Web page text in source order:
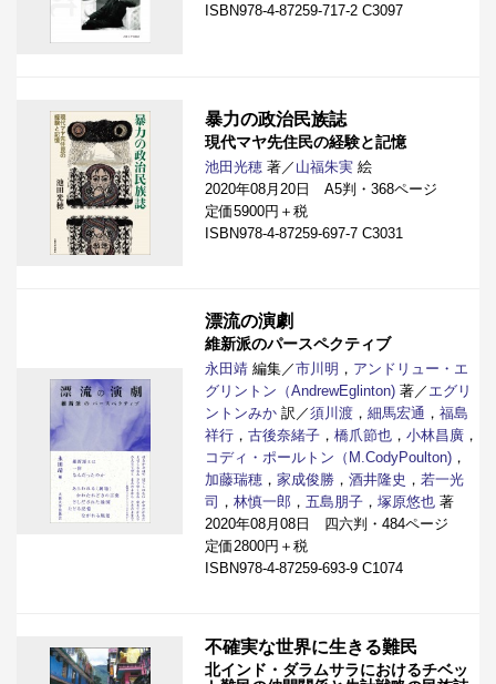
ISBN978-4-87259-717-2 C3097
暴力の政治民族誌
現代マヤ先住民の経験と記憶
池田光穂 著／ 山福朱実 絵
2020年08月20日 A5判・368ページ
定価5900円＋税
ISBN978-4-87259-697-7 C3031
漂流の演劇
維新派のパースペクティブ
永田靖 編集／市川明 ， アンドリュー・エ
グリントン（AndrewEglinton) 著／ エグリ
ントンみか 訳／須川渡 ， 細馬宏通 ， 福島
祥行 ， 古後奈緒子 ， 橋爪節也 ， 小林昌廣 ，
コディ・ポールトン（M.CodyPoulton) ，
加藤瑞穂 ， 家成俊勝 ， 酒井隆史 ， 若一光
司 ， 林慎一郎 ， 五島朋子 ， 塚原悠也 著
2020年08月08日 四六判・484ページ
定価2800円＋税
ISBN978-4-87259-693-9 C1074
不確実な世界に生きる難民
北インド・ダラムサラにおけるチベッ